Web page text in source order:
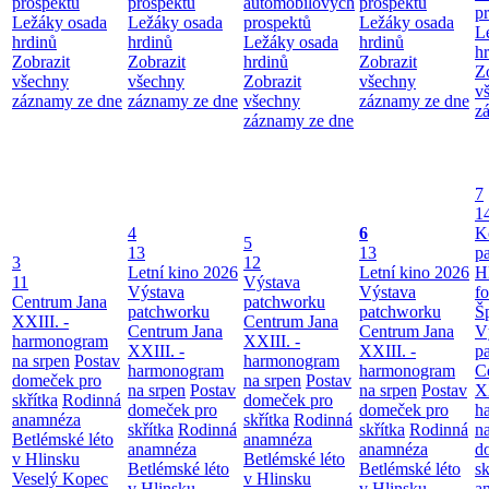
Ležáky osada
hrdinů
Zobrazit
všechny
záznamy ze dne
Ležáky osada
hrdinů
Zobrazit
všechny
záznamy ze dne
prospektů
Ležáky osada
hrdinů
Zobrazit
všechny
záznamy ze dne
Ležáky osada
hrdinů
Zobrazit
všechny
záznamy ze dne
3
11
Centrum Jana
XXIII. -
harmonogram
na srpen Postav
domeček pro
skřítka Rodinná
anamnéza
Betlémské léto
v Hlinsku
Veselý Kopec
4
13
Letní kino 2026
Výstava
patchworku
Centrum Jana
XXIII. -
harmonogram
na srpen Postav
domeček pro
skřítka Rodinná
anamnéza
Betlémské léto
5
12
Výstava
patchworku
Centrum Jana
XXIII. -
harmonogram
na srpen Postav
domeček pro
skřítka Rodinná
anamnéza
Betlémské léto
v Hlinsku
6
13
Letní kino 2026
Výstava
patchworku
Centrum Jana
XXIII. -
harmonogram
na srpen Postav
domeček pro
skřítka Rodinná
anamnéza
Betlémské léto
7